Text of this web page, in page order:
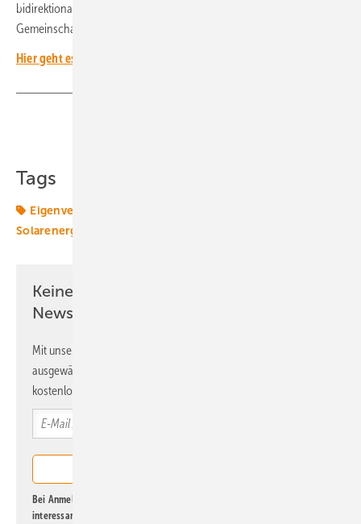
bidirektionalem Laden, elektrischen Direktheizungen (Infrarot) und
Gemeinschaftsanlagen. Das Werk hat 184 Seiten.
Hier geht es zum kostenlosen Download (nach Registrierung)
Tags
Eigenverbrauch
Solarenergie
Keine Zeit? Kein Problem mit dem ERE
Newsletter!
Mit unserem Newsletter erhalten Sie regelmäßig von uns
ausgewählte Informationen und Neuigkeiten, gebündelt und
kostenlos direkt ins Postfach.
Bei Anmeldung zu diesem Newsletter bin ich damit einverstanden, über
interessante Verlags- und Online-Angebote